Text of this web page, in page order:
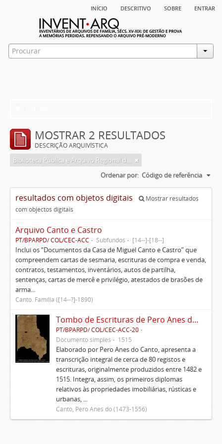
início descritivo sobre entrar
MOSTRAR 2 RESULTADOS
DESCRIÇÃO ARQUIVÍSTICA
Biblioteca Pública e Arquivo Regional de Ponta Delgada
Ordenar por: Código de referência
resultados com objetos digitais
Mostrar resultados
com objectos digitais
Arquivo Canto e Castro
PT/BPARPD/ COL/CEC-ACC Subfundos [14--]-[18--]
Inclui os “Documentos da Casa de Miguel Canto e Castro” que
compreendem cartas de sesmaria, escrituras de compra e venda,
contratos, testamentos, inventários, autos de partilha,
sentenças, cartas de mercê e privilégio, atestados de brasões de
arma...
Canto. Família ([14--?]-1890)
Tombo de Escrituras de Pero Anes do Canto
PT/BPARPD/ COL/CEC-ACC-20
Documento simples
1515
Elaborado por Pero Anes do Canto, apresenta a
transcrição integral de cerca de 80 registos e
escrituras, originalmente produzidos entre 1482 e
1515. Integra, assim, os primeiros diplomas
relativos às propriedades imobiliárias, rústicas e
urbanas, ...
Canto, Pero Anes do (1473-1556)